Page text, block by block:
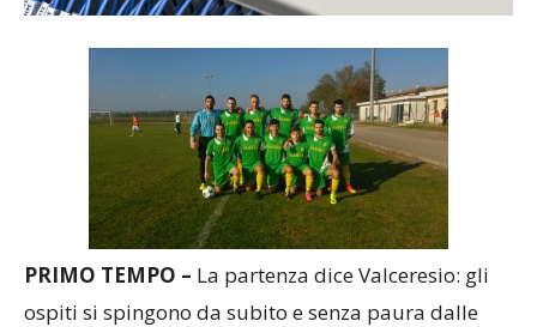
PRIMO TEMPO – La partenza dice Valceresio: gli
ospiti si spingono da subito e senza paura dalle